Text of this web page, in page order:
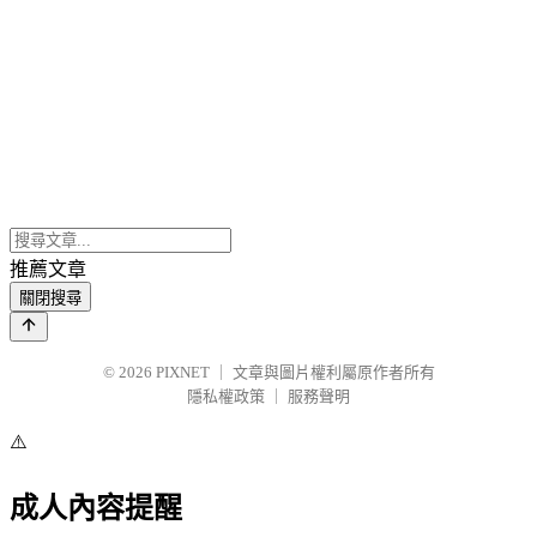
推薦文章
關閉搜尋
© 2026 PIXNET
文章與圖片權利屬原作者所有
隱私權政策
服務聲明
⚠️
成人內容提醒